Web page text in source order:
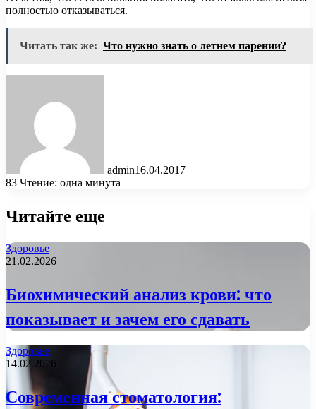
полностью отказываться.
Читать так же: Что нужно знать о летнем парении?
admin16.04.2017
83 Чтение: одна минута
Читайте еще
Здоровье
21.02.2026
Биохимический анализ крови: что
показывает и зачем его сдавать
Здоровье
14.02.2026
Современная стоматология: